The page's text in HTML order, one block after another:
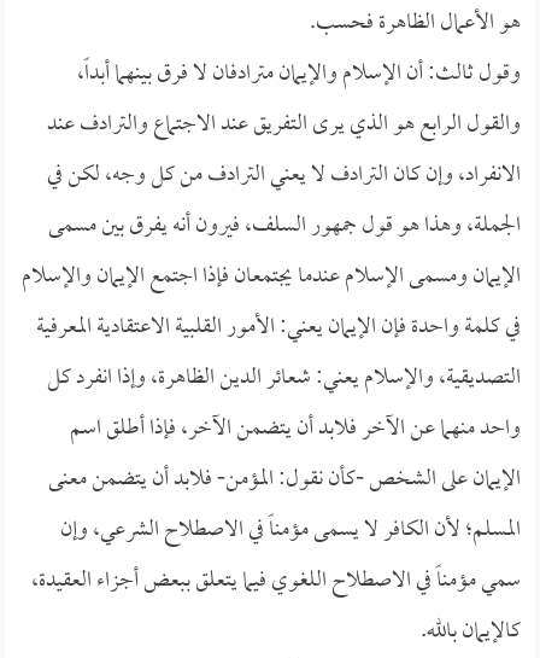
هو الأعمال الظاهرة فحسب.
وقول ثالث: أن الإسلام والإيمان مترادفان لا فرق بينهما أبداً،
والقول الرابع هو الذي يرى التفريق عند الاجتماع والترادف عند
الانفراد، وإن كان الترادف لا يعني الترادف من كل وجه، لكن في
الجملة، وهذا هو قول جمهور السلف، فيرون أنه يفرق بين مسمى
الإيمان ومسمى الإسلام عندما يجتمعان فإذا اجتمع الإيمان والإسلام
في كلمة واحدة فإن الإيمان يعني: الأمور القلبية الاعتقادية المعرفية
التصديقية، والإسلام يعني: شعائر الدين الظاهرة، وإذا انفرد كل
واحد منهما عن الآخر فلابد أن يتضمن الآخر، فإذا أطلق اسم
الإيمان على الشخص -كأن نقول: المؤمن- فلابد أن يتضمن معنى
المسلم؛ لأن الكافر لا يسمى مؤمناً في الاصطلاح الشرعي، وإن
سمي مؤمناً في الاصطلاح اللغوي فيما يتعلق ببعض أجزاء العقيدة،
كالإيمان بالله.